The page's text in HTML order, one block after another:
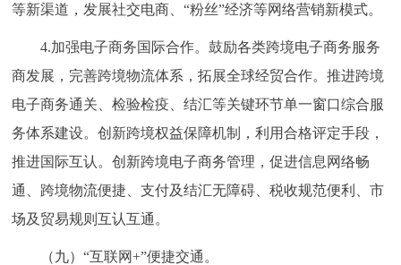
等新渠道，发展社交电商、“粉丝”经济等网络营销新模式。
4.加强电子商务国际合作。鼓励各类跨境电子商务服务
商发展，完善跨境物流体系，拓展全球经贸合作。推进跨境
电子商务通关、检验检疫、结汇等关键环节单一窗口综合服
务体系建设。创新跨境权益保障机制，利用合格评定手段，
推进国际互认。创新跨境电子商务管理，促进信息网络畅
通、跨境物流便捷、支付及结汇无障碍、税收规范便利、市
场及贸易规则互认互通。
（九）“互联网+”便捷交通。